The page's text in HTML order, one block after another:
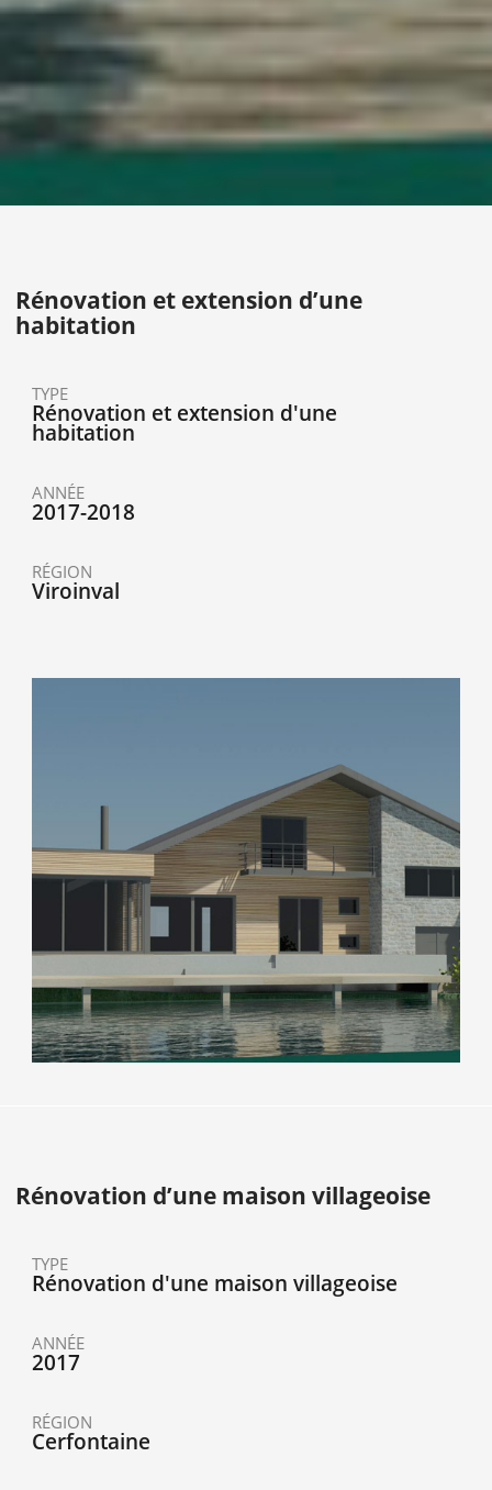
Rénovation et extension d’une
habitation
TYPE
Rénovation et extension d'une
habitation
ANNÉE
2017-2018
RÉGION
Viroinval
Rénovation d’une maison villageoise
TYPE
Rénovation d'une maison villageoise
ANNÉE
2017
RÉGION
Cerfontaine